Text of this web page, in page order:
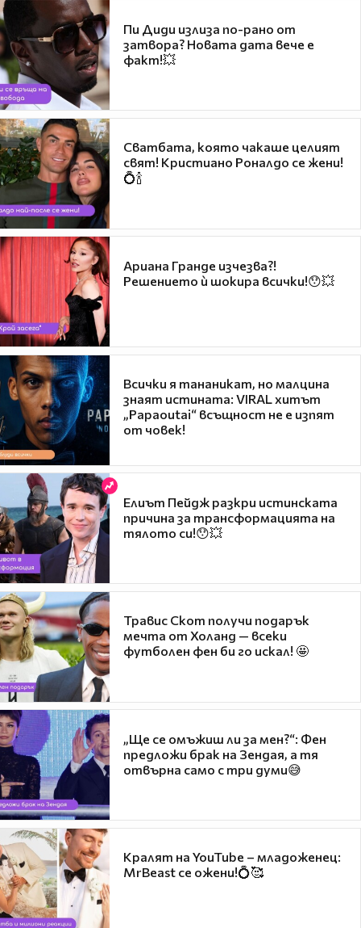
Пи Диди излиза по-рано от
затвора? Новата дата вече е
факт!💥
Сватбата, която чакаше целият
свят! Кристиано Роналдо се жени!
💍🍾
Ариана Гранде изчезва?!
Решението ѝ шокира всички!😯💥
Всички я тананикат, но малцина
знаят истината: VIRAL хитът
„Papaoutai“ всъщност не е изпят
от човек!
Елиът Пейдж разкри истинската
причина за трансформацията на
тялото си!😯💥
Травис Скот получи подарък
мечта от Холанд — всеки
футболен фен би го искал! 🤩
„Ще се омъжиш ли за мен?“: Фен
предложи брак на Зендая, а тя
отвърна само с три думи😅
Кралят на YouTube – младоженец:
MrBeast се ожени!💍🥰